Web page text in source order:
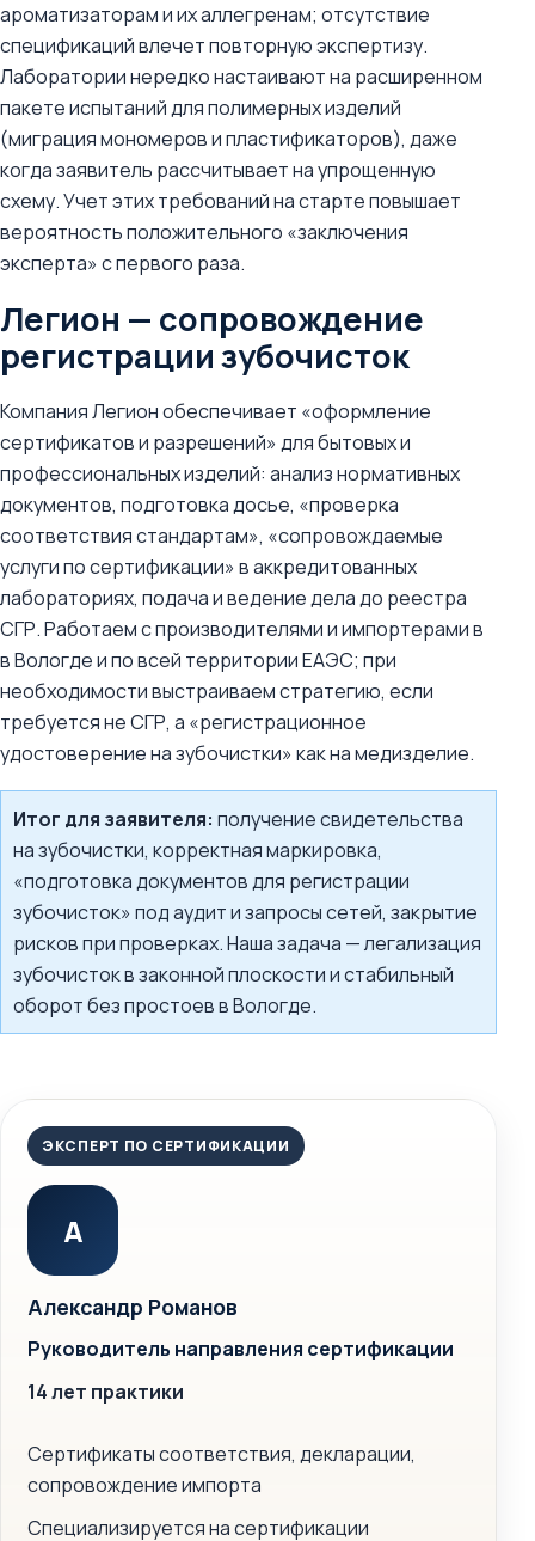
ароматизаторам и их аллегренам; отсутствие
спецификаций влечет повторную экспертизу.
Лаборатории нередко настаивают на расширенном
пакете испытаний для полимерных изделий
(миграция мономеров и пластификаторов), даже
когда заявитель рассчитывает на упрощенную
схему. Учет этих требований на старте повышает
вероятность положительного «заключения
эксперта» с первого раза.
Легион — сопровождение
регистрации зубочисток
Компания Легион обеспечивает «оформление
сертификатов и разрешений» для бытовых и
профессиональных изделий: анализ нормативных
документов, подготовка досье, «проверка
соответствия стандартам», «сопровождаемые
услуги по сертификации» в аккредитованных
лабораториях, подача и ведение дела до реестра
СГР. Работаем с производителями и импортерами в
в Вологде и по всей территории ЕАЭС; при
необходимости выстраиваем стратегию, если
требуется не СГР, а «регистрационное
удостоверение на зубочистки» как на медизделие.
Итог для заявителя: получение свидетельства
на зубочистки, корректная маркировка,
«подготовка документов для регистрации
зубочисток» под аудит и запросы сетей, закрытие
рисков при проверках. Наша задача — легализация
зубочисток в законной плоскости и стабильный
оборот без простоев в Вологде.
ЭКСПЕРТ ПО СЕРТИФИКАЦИИ
А
Александр Романов
Руководитель направления сертификации
14 лет практики
Сертификаты соответствия, декларации,
сопровождение импорта
Специализируется на сертификации